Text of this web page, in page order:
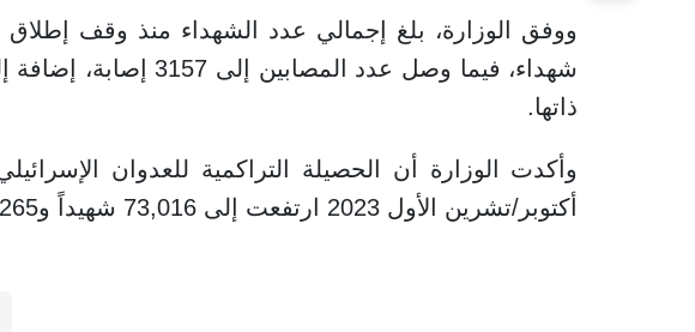
ذاتها.
وأكدت الوزارة أن الحصيلة التراكمية للعدوان
أكتوبر/تشرين الأول 2023 ارتفعت إلى 73,016 شهيداً و173,265 مصاباً.